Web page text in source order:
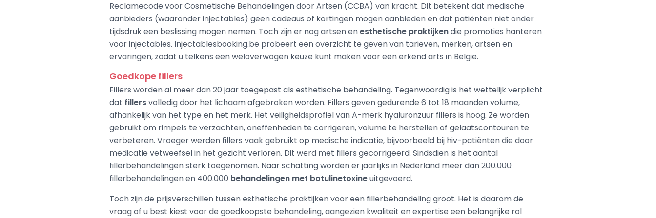
Reclamecode voor Cosmetische Behandelingen door Artsen (CCBA) van kracht. Dit betekent dat medische
aanbieders (waaronder injectables) geen cadeaus of kortingen mogen aanbieden en dat patiënten niet onder
tijdsdruk een beslissing mogen nemen. Toch zijn er nog artsen enesthetische praktijkendie promoties hanteren
voor injectables. Injectablesbooking.be probeert een overzicht te geven van tarieven, merken, artsen en
ervaringen, zodat u telkens een weloverwogen keuze kunt maken voor een erkend arts in België.
Goedkope fillers
Fillers worden al meer dan 20 jaar toegepast als esthetische behandeling. Tegenwoordig is het wettelijk verplicht
dat fillersvolledig door het lichaam afgebroken worden. Fillers geven gedurende 6 tot 18 maanden volume,
afhankelijk van het type en het merk. Het veiligheidsprofiel van A-merk hyaluronzuur fillers is hoog. Ze worden
gebruikt om rimpels te verzachten, oneffenheden te corrigeren, volume te herstellen of gelaatscontouren te
verbeteren. Vroeger werden fillers vaak gebruikt op medische indicatie, bijvoorbeeld bij hiv-patiënten die door
medicatie vetweefsel in het gezicht verloren. Dit werd met fillers gecorrigeerd. Sindsdien is het aantal
fillerbehandelingen sterk toegenomen. Naar schatting worden er jaarlijks in Nederland meer dan 200.000
fillerbehandelingen en 400.000 behandelingen met botulinetoxineuitgevoerd.
Toch zijn de prijsverschillen tussen esthetische praktijken voor een fillerbehandeling groot. Het is daarom de
vraag of u best kiest voor de goedkoopste behandeling, aangezien kwaliteit en expertise een belangrijke rol